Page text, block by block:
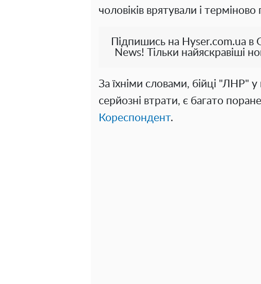
чоловіків врятували і
Підпишись на Hyser.com.ua в
News! Тільки найяскравіші
За їхніми словами, бійці "ЛНР" у
серйозні втрати, є багато
Кореспондент.